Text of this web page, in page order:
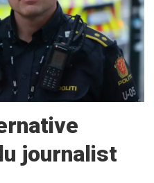
journalist